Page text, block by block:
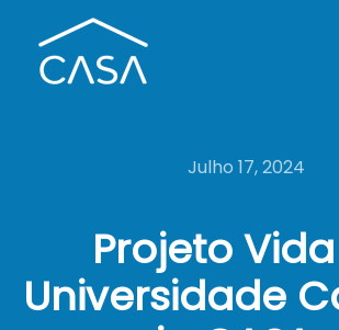
Julho 17, 2024
Projeto
Universidade